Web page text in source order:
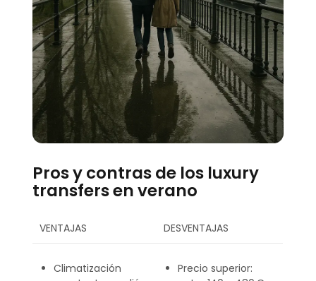
Pros y contras de los luxury
transfers en verano
VENTAJAS DESVENTAJAS
Climatización
Precio superior: